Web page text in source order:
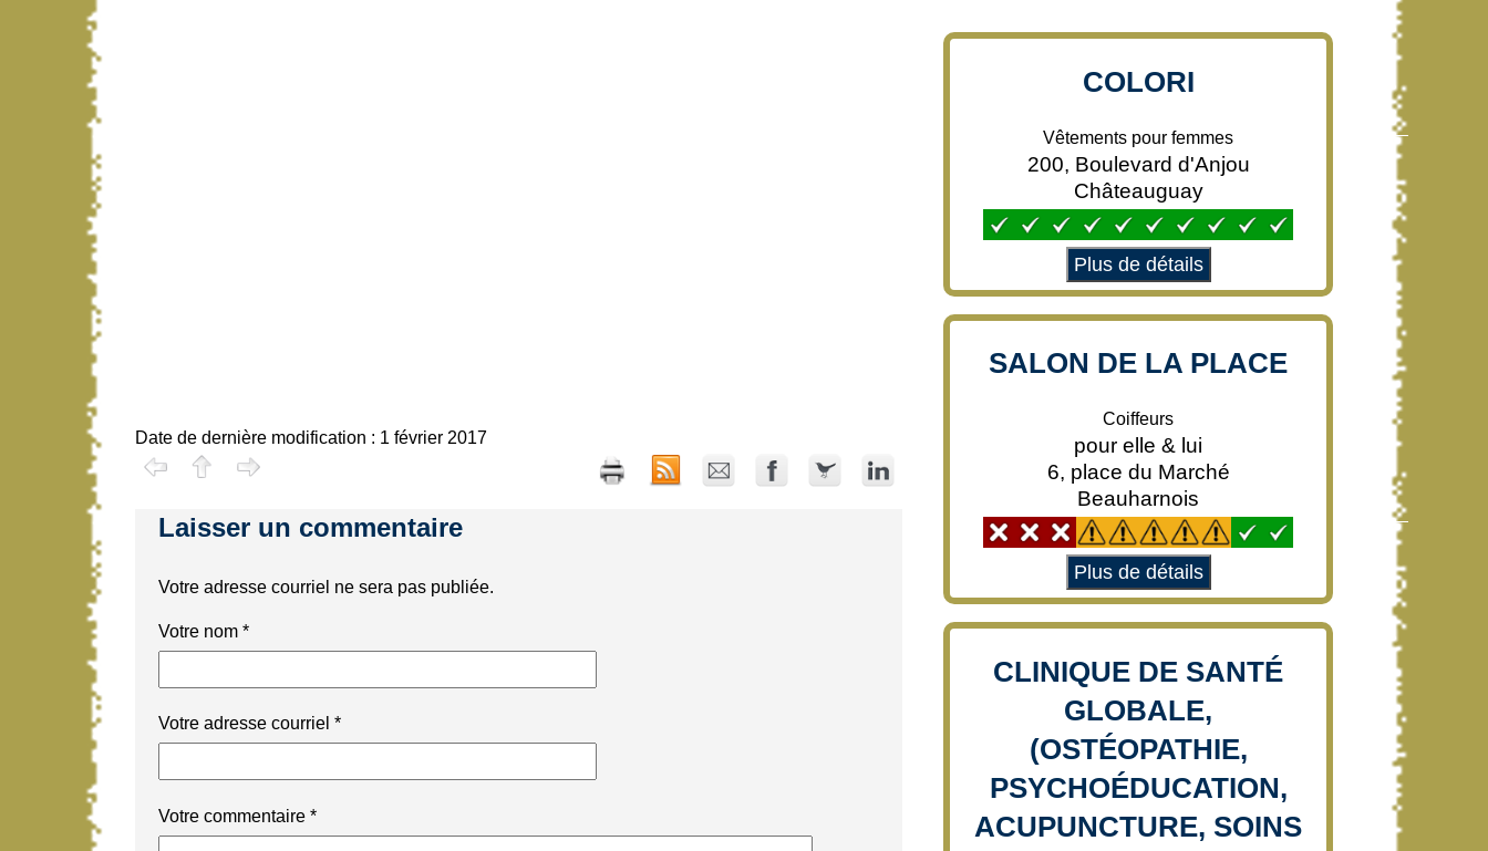
Date de dernière modification : 1 février 2017
Laisser un commentaire
Votre adresse courriel ne sera pas publiée.
Votre nom *
Votre adresse courriel *
Votre commentaire *
COLORI
Vêtements pour femmes
200, Boulevard d'Anjou
Châteauguay
Plus de détails
SALON DE LA PLACE
Coiffeurs
pour elle & lui
6, place du Marché
Beauharnois
Plus de détails
CLINIQUE DE SANTÉ
GLOBALE,
(OSTÉOPATHIE,
PSYCHOÉDUCATION,
ACUPUNCTURE, SOINS